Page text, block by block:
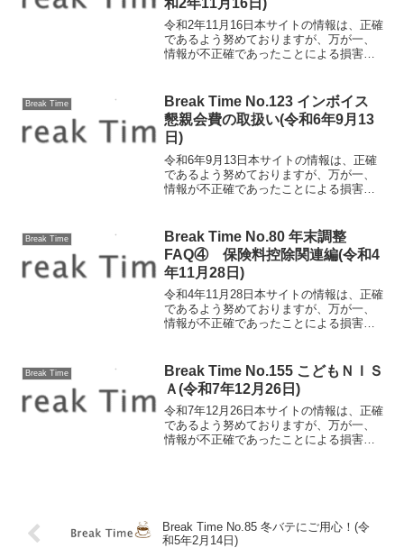
令和2年11月16日本サイトの情報は、正確
であるよう努めておりますが、万が一、
情報が不正確であったことによる損害に
例 前回は、「給与所得者の基礎控除申
告書 兼 給与所得...
Break Time
Break Time No.123 インボイス
懇親会費の取扱い(令和6年9月13
日)
令和6年9月13日本サイトの情報は、正確
であるよう努めておりますが、万が一、
情報が不正確であったことによる損害に
で、インボイス制度が始まってから1年が
経とうとしています...
Break Time
Break Time No.80 年末調整
FAQ④ 保険料控除関連編(令和4
年11月28日)
令和4年11月28日本サイトの情報は、正確
であるよう努めておりますが、万が一、
情報が不正確であったことによる損害に
に引き続き年末調整のよくある疑問点に
ついてお伝えしま...
Break Time
Break Time No.155 こどもＮＩＳ
Ａ(令和7年12月26日)
令和7年12月26日本サイトの情報は、正確
であるよう努めておりますが、万が一、
情報が不正確であったことによる損害に
Break Time No.85 冬バテにご用心！(令
和5年2月14日)